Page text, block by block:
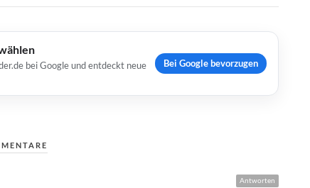
bei Google und entdeckt neue
Bei Google bevorzugen
Antworten